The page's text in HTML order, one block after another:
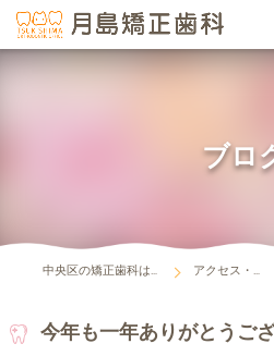
ブロ
中央区の矯正歯科は月島矯正歯科 アクセス・診療時間
今年も一年ありがとうご